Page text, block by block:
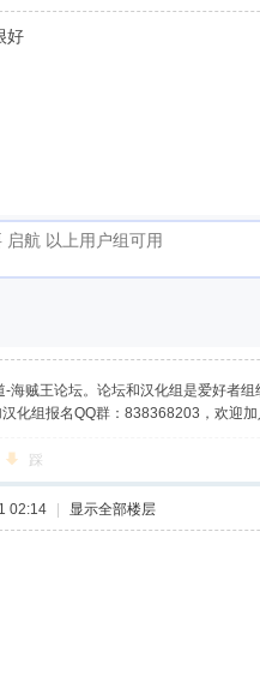
好
-海贼王论坛。论坛和汉化组是爱好者
化组报名QQ群：838368203，欢迎加
踩
02:14 显示全部楼层